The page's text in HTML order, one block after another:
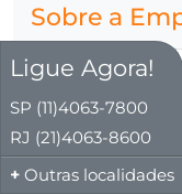
Sobre a
1) O que é a
oferece?
2) Quais tipos
atendem?
Ligue Agora!
SP (11)4063-7800
RJ (21)4063-8600
Outras localidades